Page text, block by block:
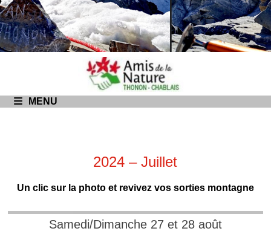
Passer
MENU
2024 – Juillet
Un clic sur la photo et revivez vos sorties montagne
Samedi/Dimanche 27 et 28 août